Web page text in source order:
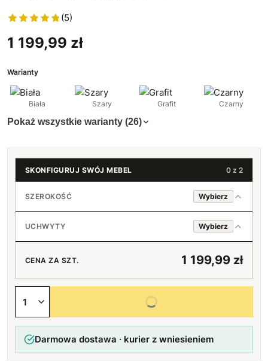
(5)
1 199,99 zł
Warianty
Biała Szary Grafit Czarny
Pokaż wszystkie warianty (26)
SKONFIGURUJ SWÓJ MEBEL 0 z 2
SZEROKOŚĆ Wybierz
60 cm +70 zł
100 cm
UCHWYTY Wybierz
Loft (czarne)
Bez uchwytów
CENA ZA SZT. 1 199,99 zł
Wybierz wszystkie opcje
Darmowa dostawa · kurier z wniesieniem